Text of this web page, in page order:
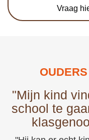
Vraag
"Mijn kind
school te